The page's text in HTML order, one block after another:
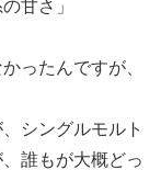
甘さ」
ったんですが、
シングルモルト
誰もが大概どっ